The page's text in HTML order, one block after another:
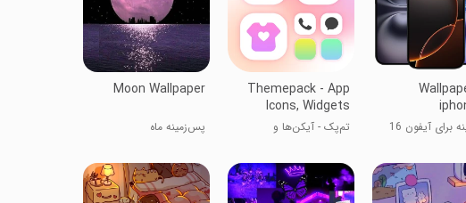
برای آیفون 16
Themepack - App
Icons, Widgets
تم‌پک - آیکن‌ها و
Moon Wallpaper
پس‌زمینه ماه